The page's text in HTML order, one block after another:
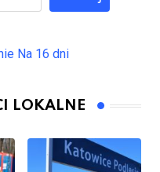
Na 16 dni
LOKALNE